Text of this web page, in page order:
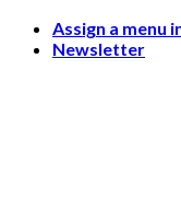
Skip
Assign a menu
Newsletter